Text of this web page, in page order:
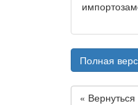
Полная
«